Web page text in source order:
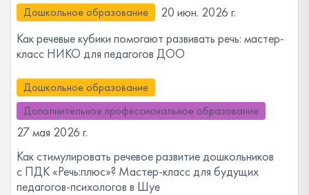
Дошкольное образование
20 июн. 2026 г.
Как речевые кубики помогают развивать речь: мастер-
класс НИКО для педагогов ДОО
Дошкольное образование
Дополнительное профессиональное образование
27 мая 2026 г.
Как стимулировать речевое развитие дошкольников
с ПДК «Речь:плюс»? Мастер-класс для будущих
педагогов-психологов в Шуе